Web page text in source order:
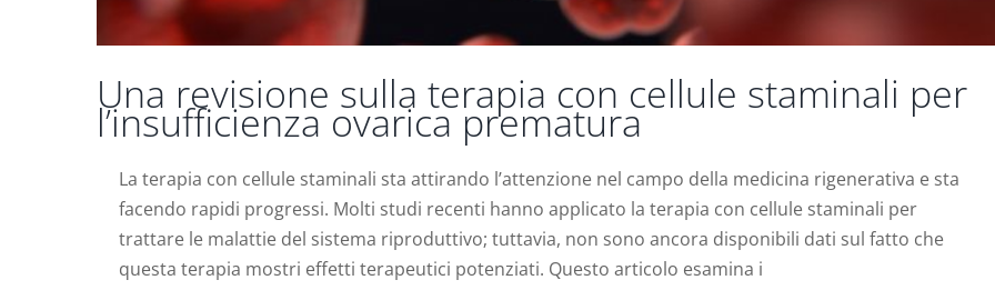
Una revisione sulla terapia con cellule staminali per
l’insufficienza ovarica prematura
La terapia con cellule staminali sta attirando l’attenzione nel campo della medicina rigenerativa e sta
facendo rapidi progressi. Molti studi recenti hanno applicato la terapia con cellule staminali per
trattare le malattie del sistema riproduttivo; tuttavia, non sono ancora disponibili dati sul fatto che
questa terapia mostri effetti terapeutici potenziati. Questo articolo esamina i
Quali sono le differenze tra PRP e cellule staminali?
Notizie